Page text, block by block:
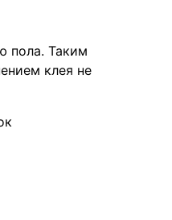
пола. Таким
клея не